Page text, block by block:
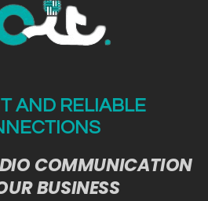
AND RELIABLE
COMMUNICATION
BUSINESS